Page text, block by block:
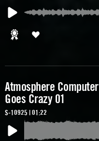
Atmosphere Computer
Goes Crazy 01
S-10925 | 01:22